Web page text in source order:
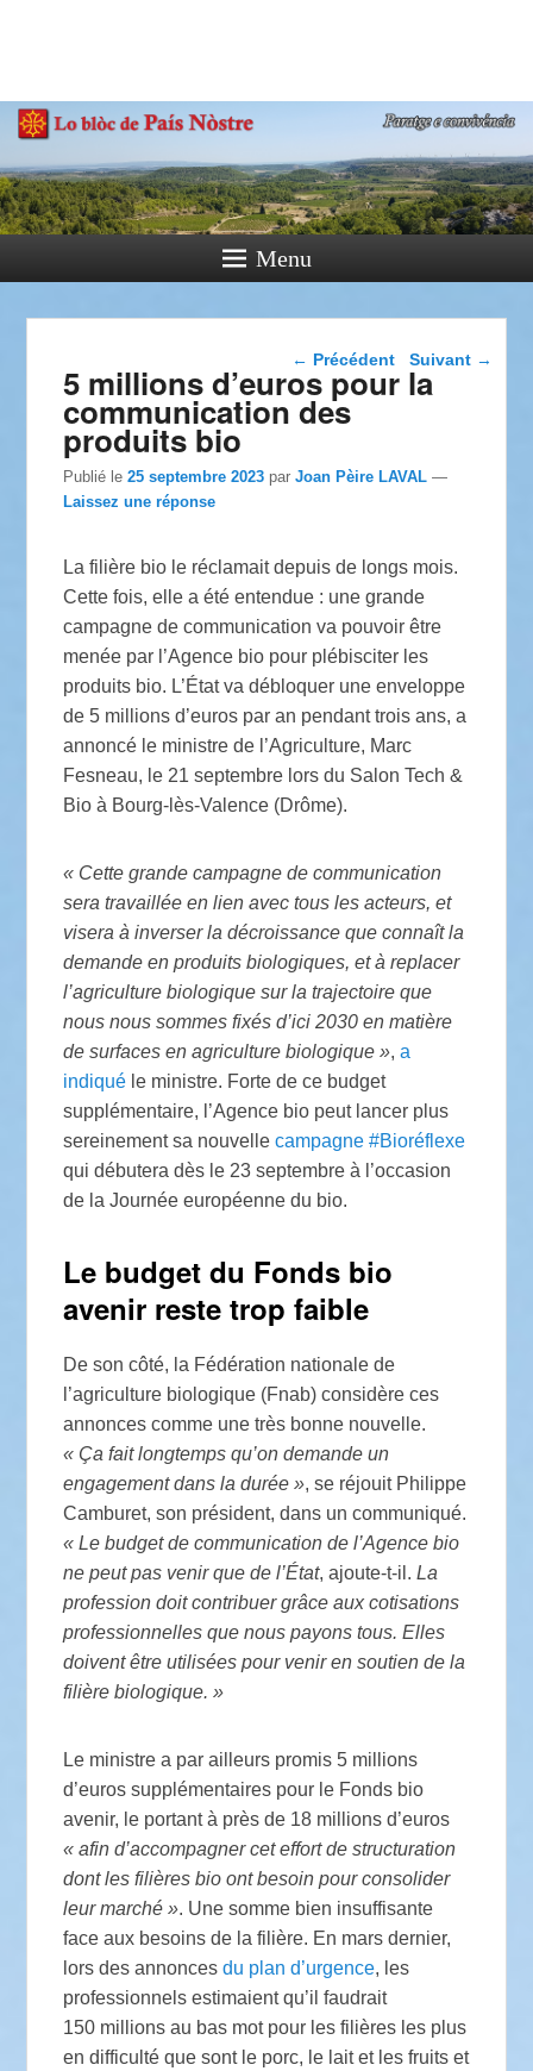
Paratge e Convivència
Menu
Navigation dans les
articles
← Précédent Suivant →
5 millions d’euros pour la
communication des
produits bio
Publié le25 septembre 2023 parJoan Pèire LAVAL —
Laissez une réponse
La filière bio le réclamait depuis de longs mois.
Cette fois, elle a été entendue : une grande
campagne de communication va pouvoir être
menée par l’Agence bio pour plébisciter les
produits bio. L’État va débloquer une enveloppe
de 5 millions d’euros par an pendant trois ans, a
annoncé le ministre de l’Agriculture, Marc
Fesneau, le 21 septembre lors du Salon Tech &
Bio à Bourg-lès-Valence (Drôme).
« Cette grande campagne de communication
sera travaillée en lien avec tous les acteurs, et
visera à inverser la décroissance que connaît la
demande en produits biologiques, et à replacer
l’agriculture biologique sur la trajectoire que
nous nous sommes fixés d’ici 2030 en matière
de surfaces en agriculture biologique »,a
indiqué le ministre. Forte de ce budget
supplémentaire, l’Agence bio peut lancer plus
sereinement sa nouvellecampagne #Bioréflexe
qui débutera dès le 23 septembre à l’occasion
de la Journée européenne du bio.
Le budget du Fonds bio
avenir reste trop faible
De son côté, la Fédération nationale de
l’agriculture biologique (Fnab) considère ces
annonces comme une très bonne nouvelle.
« Ça fait longtemps qu’on demande un
engagement dans la durée », se réjouit Philippe
Camburet, son président, dans un communiqué.
« Le budget de communication de l’Agence bio
ne peut pas venir que de l’État, ajoute-t-il.La
profession doit contribuer grâce aux cotisations
professionnelles que nous payons tous. Elles
doivent être utilisées pour venir en soutien de la
filière biologique. »
Le ministre a par ailleurs promis 5 millions
d’euros supplémentaires pour le Fonds bio
avenir, le portant à près de 18 millions d’euros
« afin d’accompagner cet effort de structuration
dont les filières bio ont besoin pour consolider
leur marché ». Une somme bien insuffisante
face aux besoins de la filière. En mars dernier,
lors des annoncesdu plan d’urgence, les
professionnels estimaient qu’il faudrait
150 millions au bas mot pour les filières les plus
en difficulté que sont le porc, le lait et les fruits et